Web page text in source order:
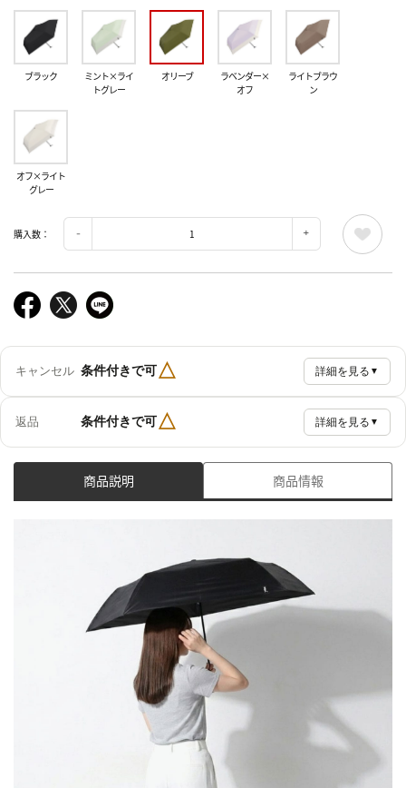
ブラック
ミント×ライ
トグレー
オリーブ
ラベンダー×
オフ
ライトブラウ
ン
オフ×ライト
グレー
購入数：
キャンセル 条件付きで可△ 詳細を見る ▼
返品 条件付きで可△ 詳細を見る ▼
商品説明 商品情報